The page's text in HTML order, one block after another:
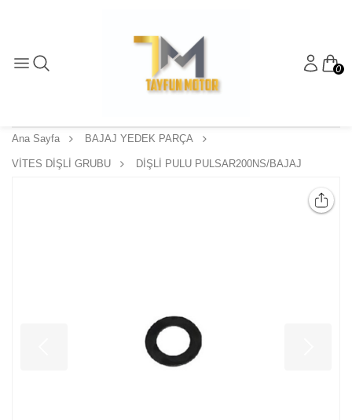
0
Ana Sayfa BAJAJ YEDEK PARÇA
VİTES DİŞLİ GRUBU DİŞLİ PULU PULSAR200NS/BAJAJ